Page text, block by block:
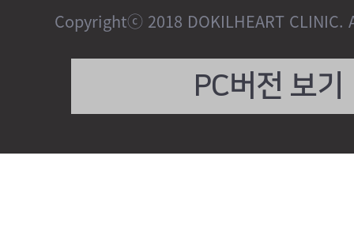
Copyrightⓒ 2018 DOKILHEART
PC버전 보기